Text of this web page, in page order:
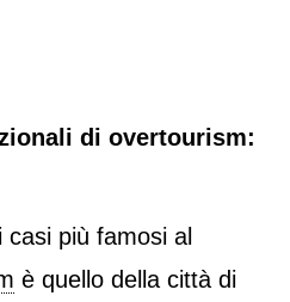
di overtourism:
più famosi al
è quello della città di